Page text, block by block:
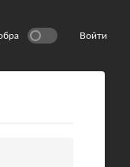
Войти